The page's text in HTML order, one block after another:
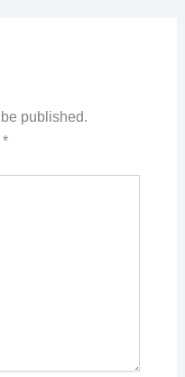
published.
*